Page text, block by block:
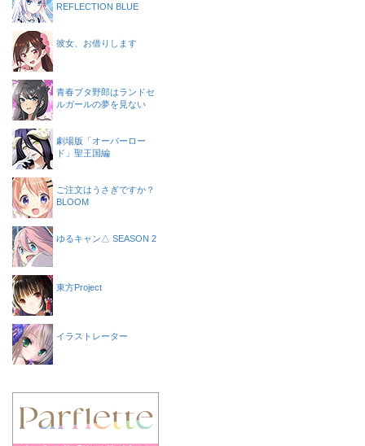
REFLECTION BLUE
彼女、お借りします
青春ブタ野郎はランドセ
ルガールの夢を見ない
劇場版「オーバーロー
ド」聖王国編
ご注文はうさぎですか？
BLOOM
ゆるキャン△ SEASON 2
東方Project
イラストレーター